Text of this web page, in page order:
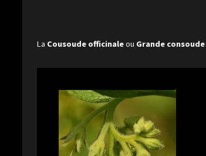
La Cousoude officinaleou Grande consoude